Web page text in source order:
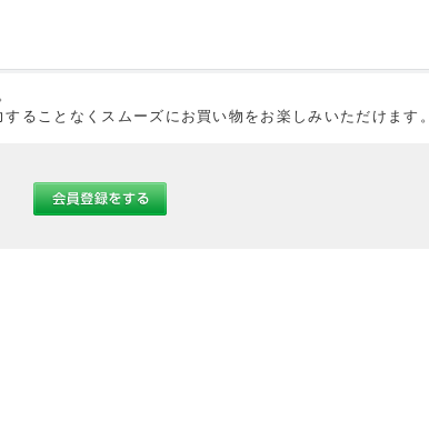
ることなくスムーズにお買い物をお楽しみいただけます。